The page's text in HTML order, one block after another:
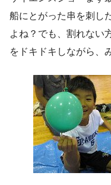
船にとがった串を刺し
よね？でも、割れない
をドキドキしながら、